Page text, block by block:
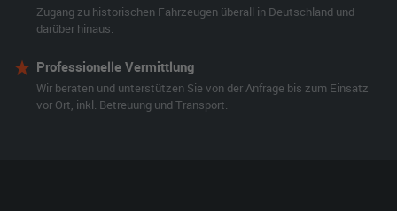
Zugang zu historischen Fahrzeugen überall in Deutschland und
darüber hinaus.
Professionelle Vermittlung
Wir beraten und unterstützen Sie von der Anfrage bis zum Einsatz
vor Ort, inkl. Betreuung und Transport.